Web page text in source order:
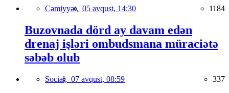
Cəmiyyət, 05 avqust, 14:30 1184
Buzovnada dörd ay davam edən
drenaj işləri ombudsmana müraciətə
səbəb olub
Social, 07 avqust, 08:59 337